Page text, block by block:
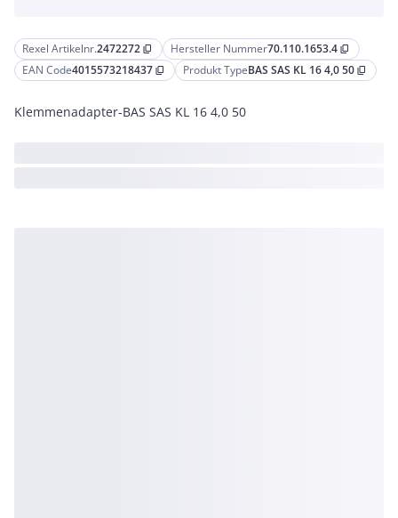
Rexel Artikelnr.2472272 content_copy Hersteller Nummer70.110.1653.4 content_copy
EAN Code4015573218437 content_copy Produkt TypeBAS SAS KL 16 4,0 50 content_copy
Klemmenadapter-BAS SAS KL 16 4,0 50